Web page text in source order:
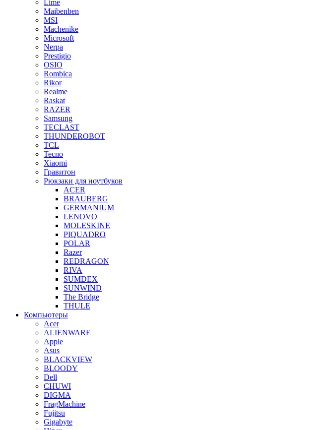
Lime
Maibenben
MSI
Machenike
Microsoft
Nerpa
Prestigio
OSIO
Rombica
Rikor
Realme
Raskat
RAZER
Samsung
TECLAST
THUNDEROBOT
TCL
Tecno
Xiaomi
Гравитон
Рюкзаки для ноутбуков
ACER
BRAUBERG
GERMANIUM
LENOVO
MOLESKINE
PIQUADRO
POLAR
Razer
REDRAGON
RIVA
SUMDEX
SUNWIND
The Bridge
THULE
Компьютеры
Acer
ALIENWARE
Apple
Asus
BLACKVIEW
BLOODY
Dell
CHUWI
DIGMA
FragMachine
Fujitsu
Gigabyte